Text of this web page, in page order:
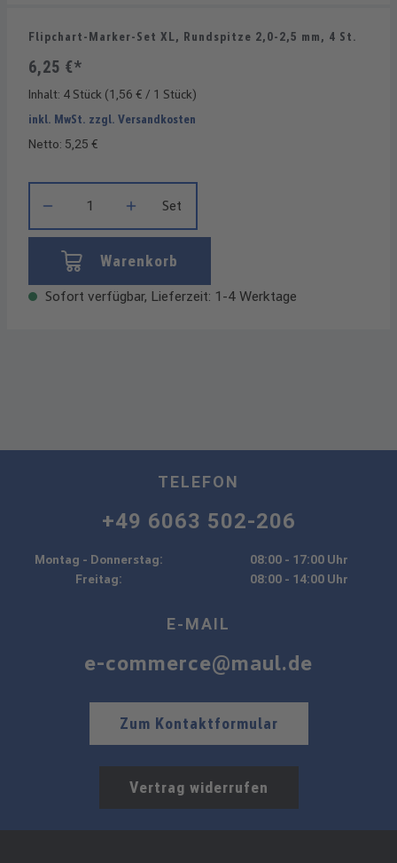
Flipchart-Marker-Set XL, Rundspitze 2,0-2,5 mm, 4 St.
6,25 €*
Inhalt: 4 Stück (1,56 € / 1 Stück)
inkl. MwSt. zzgl. Versandkosten
Netto: 5,25 €
Set
Warenkorb
Sofort verfügbar, Lieferzeit: 1-4 Werktage
TELEFON
+49 6063 502-206
Montag - Donnerstag:
08:00 - 17:00 Uhr
Freitag:
08:00 - 14:00 Uhr
E-MAIL
e-commerce@maul.de
Zum Kontaktformular
Vertrag widerrufen